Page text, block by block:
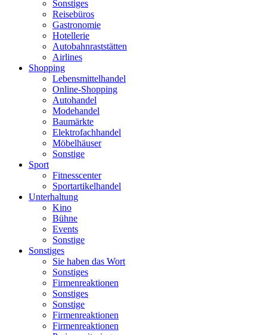
Sonstiges
Reisebüros
Gastronomie
Hotellerie
Autobahnraststätten
Airlines
Shopping
Lebensmittelhandel
Online-Shopping
Autohandel
Modehandel
Baumärkte
Elektrofachhandel
Möbelhäuser
Sonstige
Sport
Fitnesscenter
Sportartikelhandel
Unterhaltung
Kino
Bühne
Events
Sonstige
Sonstiges
Sie haben das Wort
Sonstiges
Firmenreaktionen
Sonstiges
Sonstige
Firmenreaktionen
Firmenreaktionen